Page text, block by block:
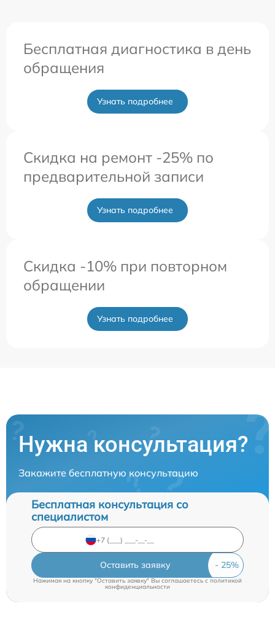
Бесплатная диагностика в день
обращения
Узнать подробнее
Скидка на ремонт -25% по
предварительной записи
Узнать подробнее
Скидка -10% при повторном
обращении
Узнать подробнее
Нужна консультация?
Закажите бесплатную консультацию
Бесплатная консультация со
специалистом
Оставить заявку
Нажимая на кнопку "Оставить заявку" Вы соглашаетесь cполитикой
конфиденциальности